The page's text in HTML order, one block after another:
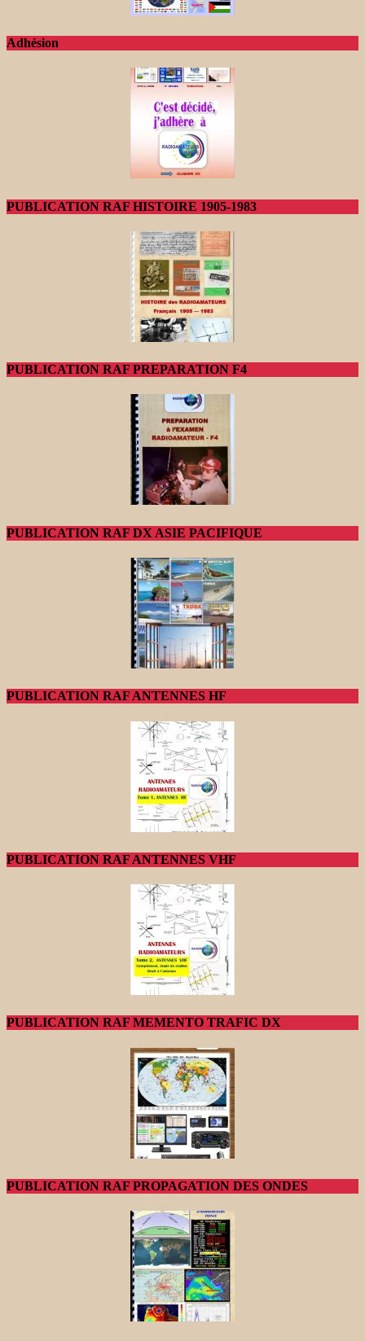
Adhésion
PUBLICATION RAF HISTOIRE 1905-1983
PUBLICATION RAF PREPARATION F4
PUBLICATION RAF DX ASIE PACIFIQUE
PUBLICATION RAF ANTENNES HF
PUBLICATION RAF ANTENNES VHF
PUBLICATION RAF MEMENTO TRAFIC DX
PUBLICATION RAF PROPAGATION DES ONDES